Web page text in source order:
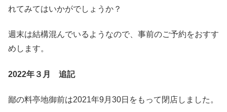
れてみてはいかがでしょうか？
週末は結構混んでいるようなので、事前のご予約をおすす
めします。
2022年３月 追記
鄙の料亭地御前は2021年9月30日をもって閉店しました。